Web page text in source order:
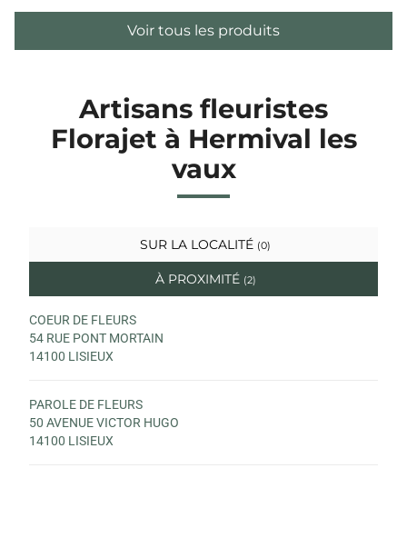
Voir tous les produits
Artisans fleuristes
Florajet à Hermival les
vaux
SUR LA LOCALITÉ (0)
À PROXIMITÉ (2)
COEUR DE FLEURS
54 RUE PONT MORTAIN
14100 LISIEUX
PAROLE DE FLEURS
50 AVENUE VICTOR HUGO
14100 LISIEUX